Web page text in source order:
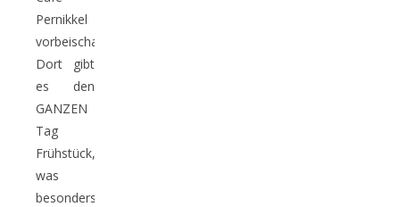
Pernikkel
vorbeischauen.
Dort gibt
es den
GANZEN
Tag
Frühstück,
was
besonders